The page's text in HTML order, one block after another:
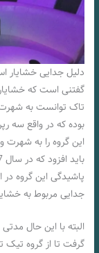
دلیل جدایی خشایار
گفتنی است که
تاک توانست به
بوده که در واقع سه
این گروه را به شهرت
پاشیدگی این گروه در
جدایی مربوط به
البته با این حال
گرفت تا از گروه تیک